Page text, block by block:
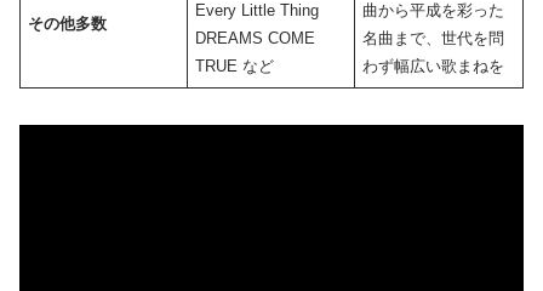
その他多数
Every Little Thing
DREAMS COME
TRUE など
曲から平成を彩った
名曲まで、世代を問
わず幅広い歌まねを